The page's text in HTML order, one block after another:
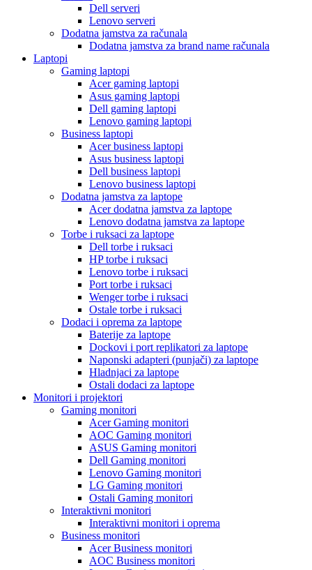
Dell serveri
Lenovo serveri
Dodatna jamstva za računala
Dodatna jamstva za brand name računala
Laptopi
Gaming laptopi
Acer gaming laptopi
Asus gaming laptopi
Dell gaming laptopi
Lenovo gaming laptopi
Business laptopi
Acer business laptopi
Asus business laptopi
Dell business laptopi
Lenovo business laptopi
Dodatna jamstva za laptope
Acer dodatna jamstva za laptope
Lenovo dodatna jamstva za laptope
Torbe i ruksaci za laptope
Dell torbe i ruksaci
HP torbe i ruksaci
Lenovo torbe i ruksaci
Port torbe i ruksaci
Wenger torbe i ruksaci
Ostale torbe i ruksaci
Dodaci i oprema za laptope
Baterije za laptope
Dockovi i port replikatori za laptope
Naponski adapteri (punjači) za laptope
Hladnjaci za laptope
Ostali dodaci za laptope
Monitori i projektori
Gaming monitori
Acer Gaming monitori
AOC Gaming monitori
ASUS Gaming monitori
Dell Gaming monitori
Lenovo Gaming monitori
LG Gaming monitori
Ostali Gaming monitori
Interaktivni monitori
Interaktivni monitori i oprema
Business monitori
Acer Business monitori
AOC Business monitori